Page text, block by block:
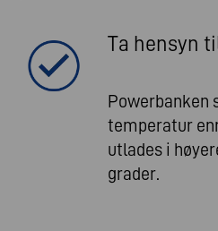
Ta hensyn
Powerbanken
temperatur
utlades i
grader.